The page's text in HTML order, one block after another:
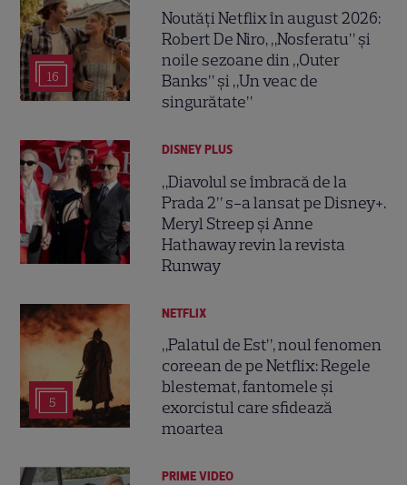
16
Noutăți Netflix în august 2026:
Robert De Niro, „Nosferatu” și
noile sezoane din „Outer
Banks” și „Un veac de
singurătate”
DISNEY PLUS
„Diavolul se îmbracă de la
Prada 2” s-a lansat pe Disney+.
Meryl Streep și Anne
Hathaway revin la revista
Runway
5
NETFLIX
„Palatul de Est”, noul fenomen
coreean de pe Netflix: Regele
blestemat, fantomele și
exorcistul care sfidează
moartea
PRIME VIDEO